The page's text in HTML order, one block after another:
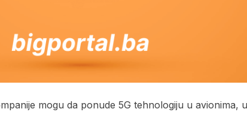
mogu da ponude 5G tehnologiju u avionima,